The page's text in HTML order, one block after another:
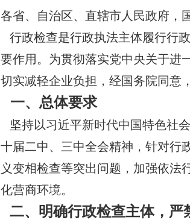
各省、自治区、直辖市人民政府，
行政检查是行政执法主体履行行
要作用。为贯彻落实党中央关于进
切实减轻企业负担，经国务院同意
一、总体要求
坚持以习近平新时代中国特色社
十届二中、三中全会精神，针对行
义变相检查等突出问题，加强依法
化营商环境。
二、明确行政检查主体，